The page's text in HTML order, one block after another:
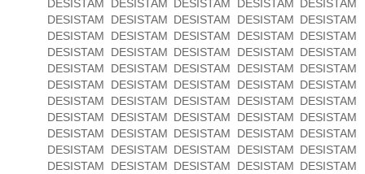
DESISTAM DESISTAM DESISTAM DESISTAM DESISTAM
DESISTAM DESISTAM DESISTAM DESISTAM DESISTAM
DESISTAM DESISTAM DESISTAM DESISTAM DESISTAM
DESISTAM DESISTAM DESISTAM DESISTAM DESISTAM
DESISTAM DESISTAM DESISTAM DESISTAM DESISTAM
DESISTAM DESISTAM DESISTAM DESISTAM DESISTAM
DESISTAM DESISTAM DESISTAM DESISTAM DESISTAM
DESISTAM DESISTAM DESISTAM DESISTAM DESISTAM
DESISTAM DESISTAM DESISTAM DESISTAM DESISTAM
DESISTAM DESISTAM DESISTAM DESISTAM DESISTAM
DESISTAM DESISTAM DESISTAM DESISTAM DESISTAM